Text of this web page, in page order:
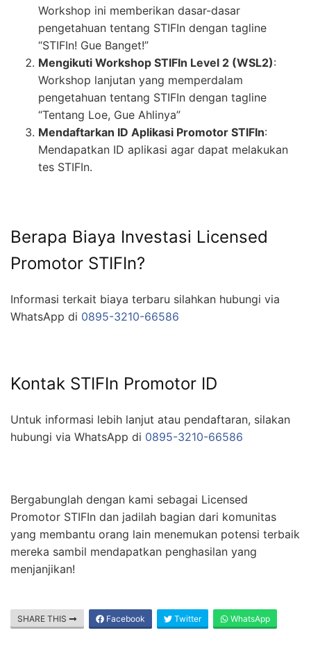
Workshop ini memberikan dasar-dasar
pengetahuan tentang STIFIn dengan tagline
“STIFIn! Gue Banget!”
Mengikuti Workshop STIFIn Level 2 (WSL2):
Workshop lanjutan yang memperdalam
pengetahuan tentang STIFIn dengan tagline
“Tentang Loe, Gue Ahlinya”
Mendaftarkan ID Aplikasi Promotor STIFIn:
Mendapatkan ID aplikasi agar dapat melakukan
tes STIFIn.
Berapa Biaya Investasi Licensed
Promotor STIFIn?
Informasi terkait biaya terbaru silahkan hubungi via
WhatsApp di 0895-3210-66586
Kontak STIFIn Promotor ID
Untuk informasi lebih lanjut atau pendaftaran, silakan
hubungi via WhatsApp di 0895-3210-66586
Bergabunglah dengan kami sebagai Licensed
Promotor STIFIn dan jadilah bagian dari komunitas
yang membantu orang lain menemukan potensi terbaik
mereka sambil mendapatkan penghasilan yang
menjanjikan!
SHARE THIS Facebook Twitter WhatsApp